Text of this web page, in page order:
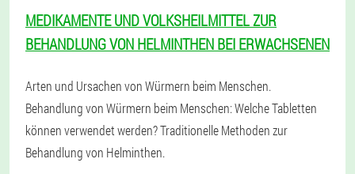
MEDIKAMENTE UND VOLKSHEILMITTEL ZUR
BEHANDLUNG VON HELMINTHEN BEI ERWACHSENEN
Arten und Ursachen von Würmern beim Menschen.
Behandlung von Würmern beim Menschen: Welche Tabletten
können verwendet werden? Traditionelle Methoden zur
Behandlung von Helminthen.